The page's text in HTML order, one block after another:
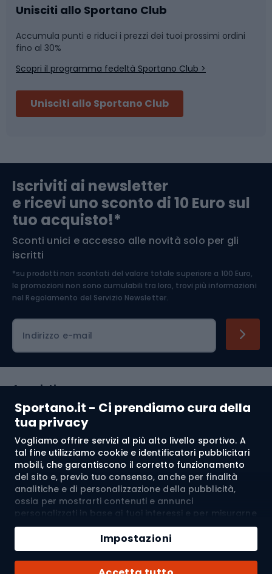
Sportano.it - Ci prendiamo cura della
tua privacy
Vogliamo offrire servizi al più alto livello sportivo. A
tal fine utilizziamo cookie e identificatori pubblicitari
mobili, che garantiscono il corretto funzionamento
del sito e, previo tuo consenso, anche per finalità
analitiche e di personalizzazione della pubblicità,
ossia per mostrarti contenuti e annunci
personalizzati in base ai tuoi interessi e per misurarne
l’efficacia. I cookie e gli identificatori pubblicitari
mobili possono essere utilizzati sia per attività
pubblicitarie personalizzate sia non personalizzate, a
seconda dei consensi da te espressi. Se clicchi su
Impostazioni
Quantità
Aggiungi al carrello
Acquista con
Caschi da ciclismo
Skitouring
Abbigliamento da escursionismo
Nuoto
Pattinaggio
Componenti per biciclette
Arrampicata
Medicina dello sport
Abbigliamento ciclistico
Unisciti allo Sportano Club
Accumula punti e riduci i prezzi dei tuoi prossimi ordini
fino al 30%
Scopri il programma fedeltà Sportano Club >
Unisciti allo Sportano Club
Iscriviti ai newsletter
e ricevi uno sconto di 10 Euro sul
tuo acquisto!*
Sconti unici e accesso alle novità solo per gli
iscritti
*su prodotti non scontati del valore totale superiore a 100 Euro,
le promozioni non sono cumulabili tra loro, trovi più informazioni
nel Regolamento del Servizio Newsletter.
Indirizzo e-mail
Acquisti
Servizio clienti
Regolamento
Chi siamo
© 2026 Sportano